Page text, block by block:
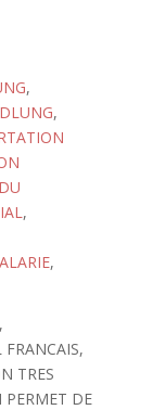
,
,
,
,
TRES
PERMET DE